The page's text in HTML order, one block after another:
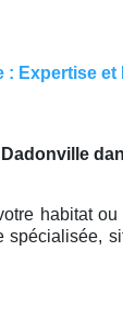
: Expertise et
habitat